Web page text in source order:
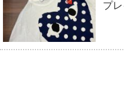
プ